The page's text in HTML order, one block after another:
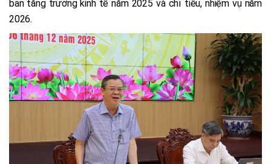
bản tăng trưởng kinh tế năm 2025 và chỉ tiêu, nhiệm vụ năm
2026.